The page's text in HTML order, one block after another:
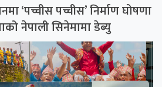
‘पच्चीस पच्चीस’ निर्माण घोषणा
नेपाली सिनेमामा डेब्यु